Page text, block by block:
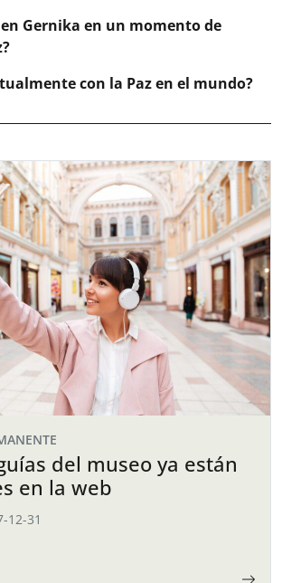
Gernika en un momento de
con la Paz en el mundo?
del museo ya están
en la web
12-31